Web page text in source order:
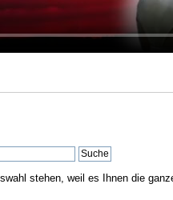
stehen, weil es Ihnen die